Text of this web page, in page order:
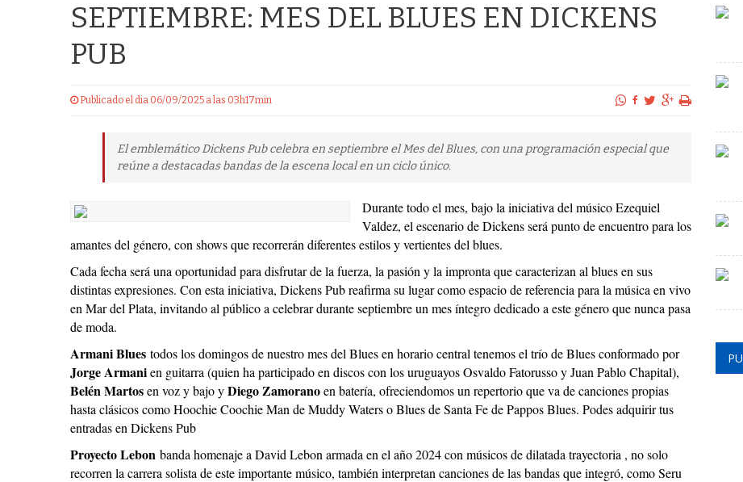
SEPTIEMBRE: MES DEL BLUES EN DICKENS
PUB
Publicado el dia 06/09/2025 a las 03h17min
El emblemático Dickens Pub celebra en septiembre el Mes del Blues, con una programación especial que
reúne a destacadas bandas de la escena local en un ciclo único.
Durante todo el mes, bajo la iniciativa del músico Ezequiel
Valdez, el escenario de Dickens será punto de encuentro para los
amantes del género, con shows que recorrerán diferentes estilos y vertientes del blues.
Cada fecha será una oportunidad para disfrutar de la fuerza, la pasión y la impronta que caracterizan al blues en sus
distintas expresiones. Con esta iniciativa, Dickens Pub reafirma su lugar como espacio de referencia para la música en vivo
en Mar del Plata, invitando al público a celebrar durante septiembre un mes íntegro dedicado a este género que nunca pasa
de moda.
Armani Blues todos los domingos de nuestro mes del Blues en horario central tenemos el trío de Blues conformado por
Jorge Armanien guitarra (quien ha participado en discos con los uruguayos Osvaldo Fatorusso y Juan Pablo Chapital),
Belén Martosen voz y bajo yDiego Zamoranoen batería, ofreciendomos un repertorio que va de canciones propias
hasta clásicos como Hoochie Coochie Man de Muddy Waters o Blues de Santa Fe de Pappos Blues. Podes adquirir tus
entradas en Dickens Pub
Proyecto Lebon banda homenaje a David Lebon armada en el año 2024 con músicos de dilatada trayectoria , no solo
recorren la carrera solista de este importante músico, también interpretan canciones de las bandas que integró, como Seru